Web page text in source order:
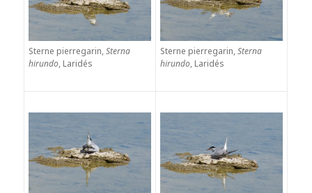
Sterne pierregarin,Sterna
hirundo, Laridés
Sterne pierregarin,Sterna
hirundo, Laridés